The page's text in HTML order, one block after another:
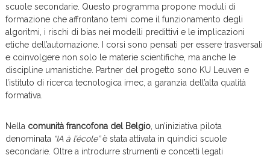
scuole secondarie. Questo programma propone moduli di
formazione che affrontano temi come il funzionamento degli
algoritmi, i rischi di bias nei modelli predittivi e le implicazioni
etiche dell’automazione. I corsi sono pensati per essere trasversali
e coinvolgere non solo le materie scientifiche, ma anche le
discipline umanistiche. Partner del progetto sono KU Leuven e
l’istituto di ricerca tecnologica imec, a garanzia dell’alta qualità
formativa.
Nella comunità francofona del Belgio, un’iniziativa pilota
denominata “IA à l’école”è stata attivata in quindici scuole
secondarie. Oltre a introdurre strumenti e concetti legati